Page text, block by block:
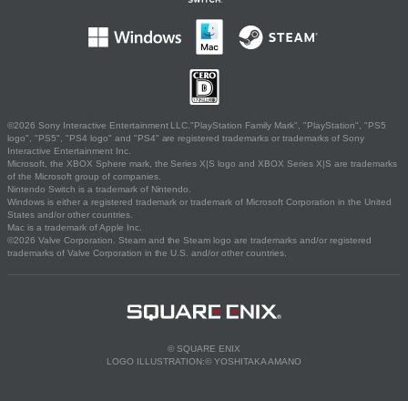
©2026 Sony Interactive Entertainment LLC."PlayStation Family Mark", "PlayStation", "PS5
logo", "PS5", "PS4 logo" and "PS4" are registered trademarks or trademarks of Sony
Interactive Entertainment Inc.
Microsoft, the XBOX Sphere mark, the Series X|S logo and XBOX Series X|S are trademarks
of the Microsoft group of companies.
Nintendo Switch is a trademark of Nintendo.
Windows is either a registered trademark or trademark of Microsoft Corporation in the United
States and/or other countries.
Mac is a trademark of Apple Inc.
©2026 Valve Corporation. Steam and the Steam logo are trademarks and/or registered
trademarks of Valve Corporation in the U.S. and/or other countries.
© SQUARE ENIX
LOGO ILLUSTRATION:© YOSHITAKA AMANO